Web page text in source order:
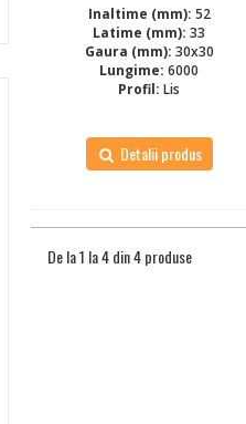
Inaltime (mm): 52
Latime (mm): 33
Gaura (mm): 30x30
Lungime: 6000
Profil: Lis
Detalii produs
De la 1 la 4 din 4 produse